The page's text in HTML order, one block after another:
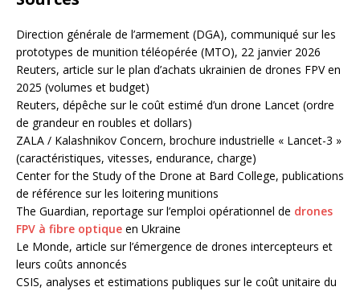
Direction générale de l’armement (DGA), communiqué sur les
prototypes de munition téléopérée (MTO), 22 janvier 2026
Reuters, article sur le plan d’achats ukrainien de drones FPV en
2025 (volumes et budget)
Reuters, dépêche sur le coût estimé d’un drone Lancet (ordre
de grandeur en roubles et dollars)
ZALA / Kalashnikov Concern, brochure industrielle « Lancet-3 »
(caractéristiques, vitesses, endurance, charge)
Center for the Study of the Drone at Bard College, publications
de référence sur les loitering munitions
The Guardian, reportage sur l’emploi opérationnel de drones
FPV à fibre optique en Ukraine
Le Monde, article sur l’émergence de drones intercepteurs et
leurs coûts annoncés
CSIS, analyses et estimations publiques sur le coût unitaire du